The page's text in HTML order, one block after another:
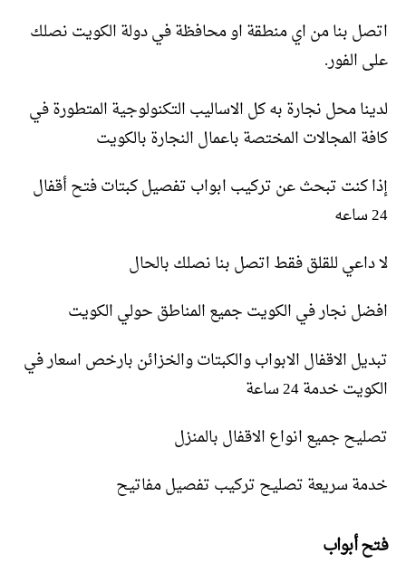
اتصل بنا من اي منطقة او محافظة في دولة الكويت نصلك
على الفور.
لدينا محل نجارة به كل الاساليب التكنولوجية المتطورة في
كافة المجالات المختصة باعمال النجارة بالكويت
إذا كنت تبحث عن تركيب ابواب تفصيل كبتات فتح أقفال
24 ساعه
لا داعي للقلق فقط اتصل بنا نصلك بالحال
افضل نجار في الكويت جميع المناطق حولي الكويت
تبديل الاقفال الابواب والكبتات والخزائن بارخص اسعار في
الكويت خدمة 24 ساعة
تصليح جميع انواع الاقفال بالمنزل
خدمة سريعة تصليح تركيب تفصيل مفاتيح
فتح أبواب